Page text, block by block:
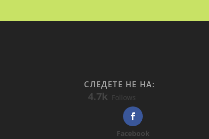
СЛЕДЕТЕ НЕ НА:
4.7k Follows
Facebook